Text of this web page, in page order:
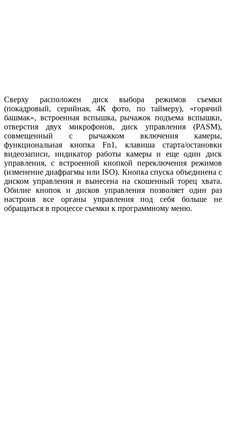
Сверху расположен диск выбора режимов съемки
(покадровый, серийная, 4К фото, по таймеру), «горячий
башмак», встроенная вспышка, рычажок подъема вспышки,
отверстия двух микрофонов, диск управления (PASM),
совмещенный с рычажком включения камеры,
функциональная кнопка Fn1, клавиша старта/остановки
видеозаписи, индикатор работы камеры и еще один диск
управления, с встроенной кнопкой переключения режимов
(изменение диафрагмы или ISO). Кнопка спуска объединена с
диском управления и вынесена на скошенный торец хвата.
Обилие кнопок и дисков управления позволяет один раз
настроив все органы управления под себя больше не
обращаться в процессе съемки к программному меню.